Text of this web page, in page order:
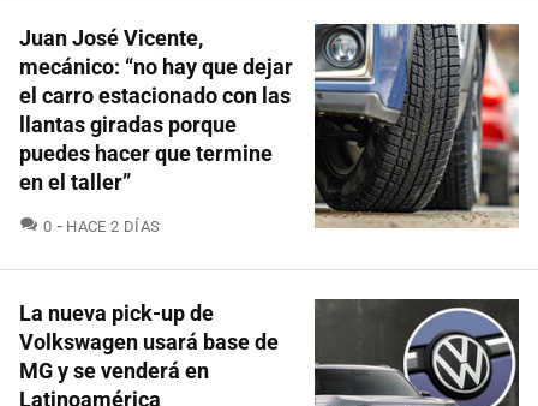
Juan José Vicente,
mecánico: “no hay que dejar
el carro estacionado con las
llantas giradas porque
puedes hacer que termine
en el taller”
0 COMENTARIOS
HACE 2 DÍAS
La nueva pick-up de
Volkswagen usará base de
MG y se venderá en
Latinoamérica